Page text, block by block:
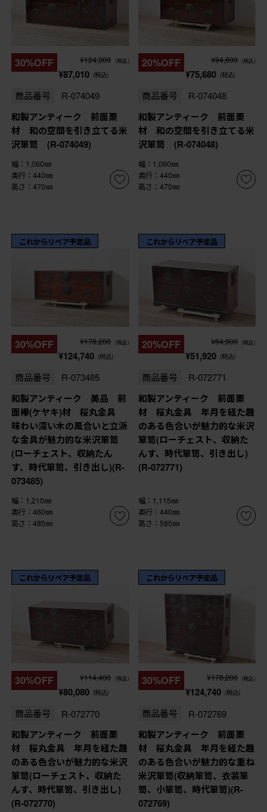
30%OFF ¥124,300 (税込)
¥87,010 (税込)
商品番号 R-074049
和製アンティーク 前面栗
材 和の空間を引き立てる米
沢箪笥 (R-074049)
幅：1,060㎜
奥行：440㎜
高さ：470㎜
20%OFF ¥94,600 (税込)
¥75,680 (税込)
商品番号 R-074048
和製アンティーク 前面栗
材 和の空間を引き立てる米
沢箪笥 (R-074048)
幅：1,060㎜
奥行：440㎜
高さ：470㎜
これからリペア予定品
30%OFF ¥178,200 (税込)
¥124,740 (税込)
商品番号 R-073485
和製アンティーク 美品 前
面欅(ケヤキ)材 桜丸金具
味わい深い木の風合いと立派
な金具が魅力的な米沢箪笥
(ローチェスト、収納たん
す、時代箪笥、引き出し)(R-
073485)
幅：1,210㎜
奥行：460㎜
高さ：485㎜
これからリペア予定品
20%OFF ¥64,900 (税込)
¥51,920 (税込)
商品番号 R-072771
和製アンティーク 前面栗
材 桜丸金具 年月を経た趣
のある色合いが魅力的な米沢
箪笥(ローチェスト、収納た
んす、時代箪笥、引き出し)
(R-072771)
幅：1,115㎜
奥行：440㎜
高さ：585㎜
これからリペア予定品
30%OFF ¥114,400 (税込)
¥80,080 (税込)
商品番号 R-072770
和製アンティーク 前面栗
材 桜丸金具 年月を経た趣
のある色合いが魅力的な米沢
箪笥(ローチェスト、収納た
んす、時代箪笥、引き出し)
(R-072770)
これからリペア予定品
30%OFF ¥178,200 (税込)
¥124,740 (税込)
商品番号 R-072769
和製アンティーク 前面栗
材 桜丸金具 年月を経た趣
のある色合いが魅力的な重ね
米沢箪笥(収納箪笥、衣装箪
笥、小箪笥、時代箪笥)(R-
072769)